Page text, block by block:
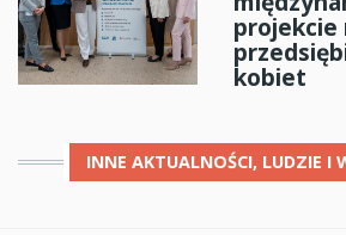
projekcie
kobiet
INNE AKTUALNOŚCI, LUDZIE I